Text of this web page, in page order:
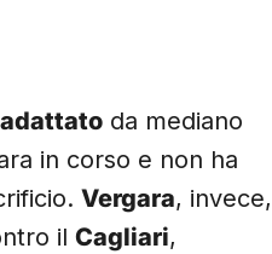
da mediano
in corso e non ha
Vergara, invece,
il Cagliari,